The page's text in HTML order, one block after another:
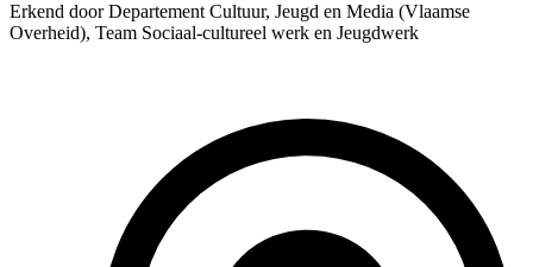
Erkend door Departement Cultuur, Jeugd en Media (Vlaamse
Overheid), Team Sociaal-cultureel werk en Jeugdwerk